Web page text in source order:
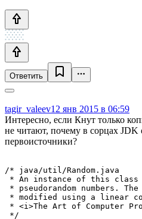
Ответить
tagir_valeev12 янв 2015 в 06:59
Интересно, если Кнут только
не читают, почему в сорцах JDK
первоисточники?
/* java/util/Random.java
* An instance of this class
* pseudorandom numbers.
* modified using a linear
* <i>The Art of Computer
*/